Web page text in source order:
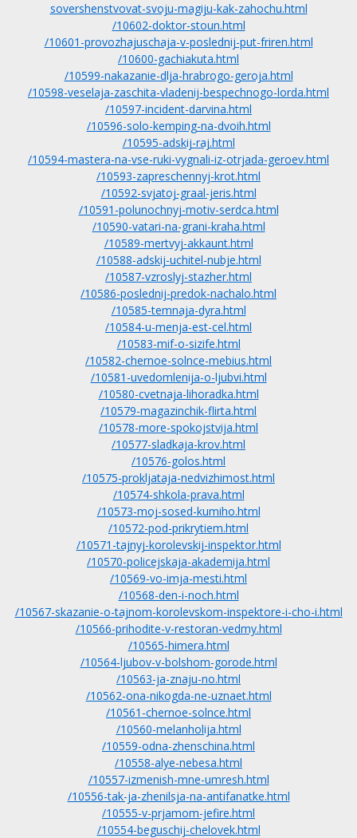
sovershenstvovat-svoju-magiju-kak-zahochu.html
/10602-doktor-stoun.html
/10601-provozhajuschaja-v-poslednij-put-friren.html
/10600-gachiakuta.html
/10599-nakazanie-dlja-hrabrogo-geroja.html
/10598-veselaja-zaschita-vladenij-bespechnogo-lorda.html
/10597-incident-darvina.html
/10596-solo-kemping-na-dvoih.html
/10595-adskij-raj.html
/10594-mastera-na-vse-ruki-vygnali-iz-otrjada-geroev.html
/10593-zapreschennyj-krot.html
/10592-svjatoj-graal-jeris.html
/10591-polunochnyj-motiv-serdca.html
/10590-vatari-na-grani-kraha.html
/10589-mertvyj-akkaunt.html
/10588-adskij-uchitel-nubje.html
/10587-vzroslyj-stazher.html
/10586-poslednij-predok-nachalo.html
/10585-temnaja-dyra.html
/10584-u-menja-est-cel.html
/10583-mif-o-sizife.html
/10582-chernoe-solnce-mebius.html
/10581-uvedomlenija-o-ljubvi.html
/10580-cvetnaja-lihoradka.html
/10579-magazinchik-flirta.html
/10578-more-spokojstvija.html
/10577-sladkaja-krov.html
/10576-golos.html
/10575-prokljataja-nedvizhimost.html
/10574-shkola-prava.html
/10573-moj-sosed-kumiho.html
/10572-pod-prikrytiem.html
/10571-tajnyj-korolevskij-inspektor.html
/10570-policejskaja-akademija.html
/10569-vo-imja-mesti.html
/10568-den-i-noch.html
/10567-skazanie-o-tajnom-korolevskom-inspektore-i-cho-i.html
/10566-prihodite-v-restoran-vedmy.html
/10565-himera.html
/10564-ljubov-v-bolshom-gorode.html
/10563-ja-znaju-no.html
/10562-ona-nikogda-ne-uznaet.html
/10561-chernoe-solnce.html
/10560-melanholija.html
/10559-odna-zhenschina.html
/10558-alye-nebesa.html
/10557-izmenish-mne-umresh.html
/10556-tak-ja-zhenilsja-na-antifanatke.html
/10555-v-prjamom-jefire.html
/10554-beguschij-chelovek.html